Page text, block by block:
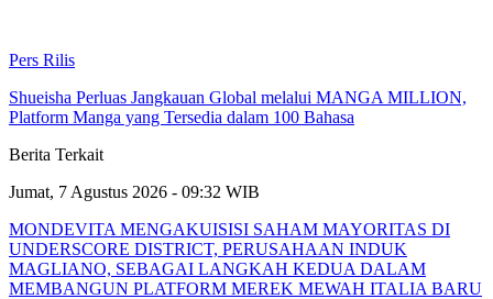
Pers Rilis
Shueisha Perluas Jangkauan Global melalui MANGA MILLION,
Platform Manga yang Tersedia dalam 100 Bahasa
Berita Terkait
Jumat, 7 Agustus 2026 - 09:32 WIB
MONDEVITA MENGAKUISISI SAHAM MAYORITAS DI
UNDERSCORE DISTRICT, PERUSAHAAN INDUK
MAGLIANO, SEBAGAI LANGKAH KEDUA DALAM
MEMBANGUN PLATFORM MEREK MEWAH ITALIA BARU